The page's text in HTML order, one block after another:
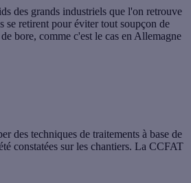
des grands industriels que l'on retrouve
se retirent pour éviter tout soupçon de
bore, comme c'est le cas en Allemagne
des techniques de traitements à base de
constatées sur les chantiers. La CCFAT